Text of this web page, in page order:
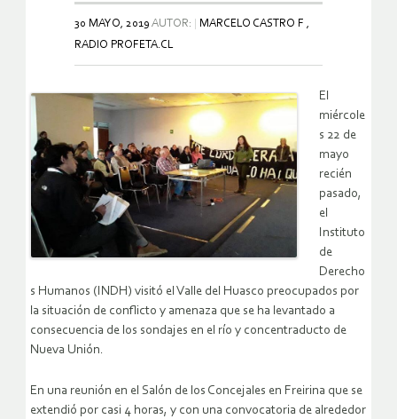
30 MAYO, 2019 AUTOR:
MARCELO CASTRO F ,
RADIO PROFETA.CL
El
miércole
s 22 de
mayo
recién
pasado,
el
Instituto
de
Derecho
s Humanos (INDH) visitó el Valle del Huasco preocupados por
la situación de conflicto y amenaza que se ha levantado a
consecuencia de los sondajes en el río y concentraducto de
Nueva Unión.
En una reunión en el Salón de los Concejales en Freirina que se
extendió por casi 4 horas, y con una convocatoria de alrededor